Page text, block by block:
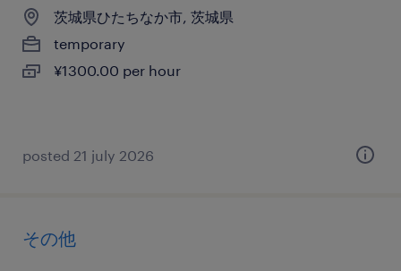
茨城県ひたちなか市, 茨城県
temporary
¥1300.00 per hour
posted 21 july 2026
その他